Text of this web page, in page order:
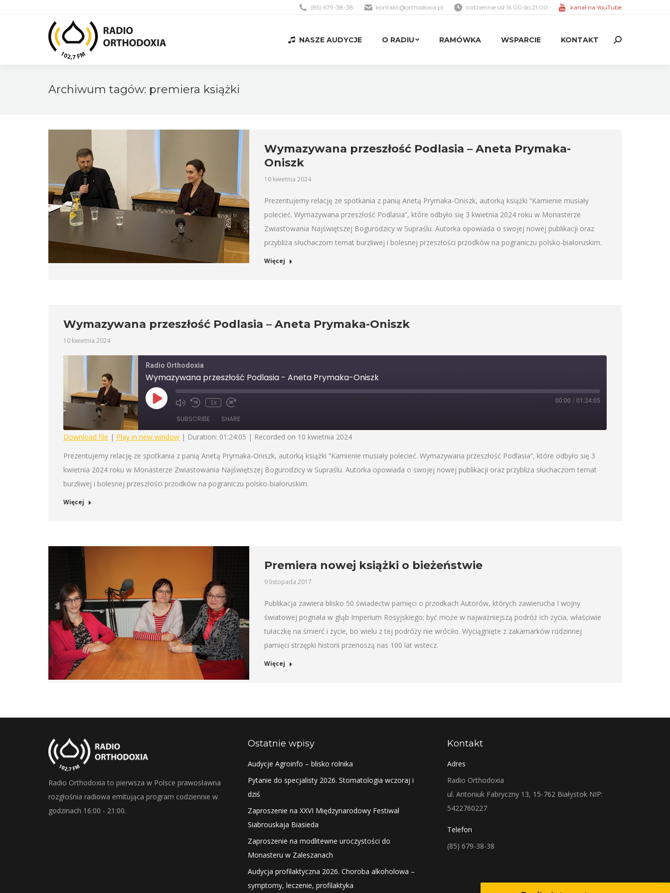
(85) 679-38-38 kontakt@orthodoxia.pl codziennie od 16:00 do 21:00 kanał na YouTube
NASZE AUDYCJE O RADIU RAMÓWKA WSPARCIE KONTAKT Search:
Archiwum tagów: premiera książki
Wymazywana przeszłość Podlasia – Aneta Prymaka-
Oniszk
10 kwietnia 2024
Prezentujemy relację ze spotkania z panią Anetą Prymaka-Oniszk, autorką książki “Kamienie musiały
polecieć. Wymazywana przeszłość Podlasia”, które odbyło się 3 kwietnia 2024 roku w Monasterze
Zwiastowania Najświętszej Bogurodzicy w Supraślu. Autorka opowiada o swojej nowej publikacji oraz
przybliża słuchaczom temat burzliwej i bolesnej przeszłości przodków na pograniczu polsko-białoruskim.
Więcej
Wymazywana przeszłość Podlasia – Aneta Prymaka-Oniszk
10 kwietnia 2024
Radio Orthodoxia
Wymazywana przeszłość Podlasia - Aneta Prymaka-Oniszk
Play
Episode Mute/Unmute
Rewind
Seconds
1x
Fast
30
seconds
00:00 / 01:24:05
SUBSCRIBE SHARE
RSS FEED
LINK
EMBED
Download file | Play in new window | Duration: 01:24:05 | Recorded on 10 kwietnia 2024
Prezentujemy relację ze spotkania z panią Anetą Prymaka-Oniszk, autorką książki “Kamienie musiały polecieć. Wymazywana przeszłość Podlasia”, które odbyło się 3
kwietnia 2024 roku w Monasterze Zwiastowania Najświętszej Bogurodzicy w Supraślu. Autorka opowiada o swojej nowej publikacji oraz przybliża słuchaczom temat
burzliwej i bolesnej przeszłości przodków na pograniczu polsko-białoruskim.
Więcej
Premiera nowej książki o bieżeństwie
9 listopada 2017
Publikacja zawiera blisko 50 świadectw pamięci o przodkach Autorów, których zawierucha I wojny
światowej pognała w głąb Imperium Rosyjskiego; być może w najważniejszą podróż ich życia, właściwie
tułaczkę na śmierć i życie, bo wielu z tej podróży nie wróciło. Wyciągnięte z zakamarków rodzinnej
pamięci strzępki historii przenoszą nas 100 lat wstecz.
Więcej
Radio Orthodoxia to pierwsza w Polsce prawosławna
rozgłośnia radiowa emitująca program codziennie w
godzinach 16:00 - 21:00.
Ostatnie wpisy
Audycje Agroinfo – blisko rolnika
Pytanie do specjalisty 2026. Stomatologia wczoraj i
dziś
Zaproszenie na XXVI Międzynarodowy Festiwal
Siabrouskaja Biasieda
Zaproszenie na modlitewne uroczystości do
Monasteru w Zaleszanach
Audycja profilaktyczna 2026. Choroba alkoholowa –
symptomy, leczenie, profilaktyka
Kontakt
Adres
Radio Orthodoxia
ul. Antoniuk Fabryczny 13, 15-762 Białystok NIP:
5422760227
Telefon
(85) 679-38-38